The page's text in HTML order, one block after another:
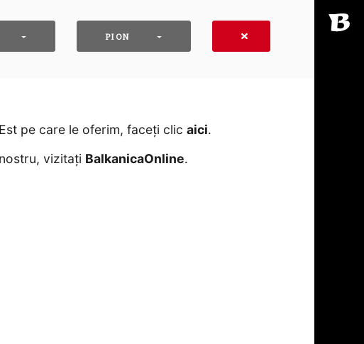
PION
pe care le oferim, faceți clic aici․
vizitați BalkanicaOnline․